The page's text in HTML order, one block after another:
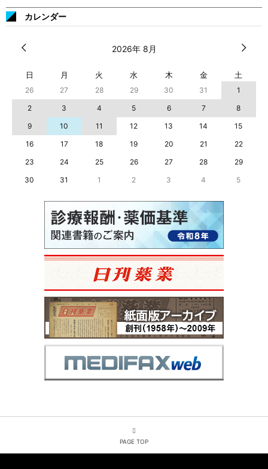
カレンダー
2026年 8月
日 月 火 水 木 金 土
26 27 28 29 30 31
1
2
3 4 5 6 7
8
9
10 11 12 13 14
15
16
17 18 19 20 21
22
23
24 25 26 27 28
29
30
31 1 2 3 4 5
PAGE TOP